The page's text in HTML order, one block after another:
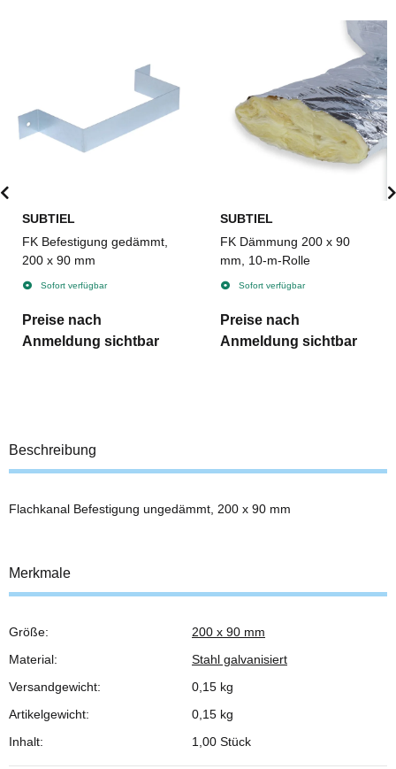
SUBTIEL
FK Befestigung gedämmt,
200 x 90 mm
Sofort verfügbar
Preise nach
Anmeldung sichtbar
SUBTIEL
FK Dämmung 200 x 90
mm, 10-m-Rolle
Sofort verfügbar
Preise nach
Anmeldung sichtbar
Beschreibung
Flachkanal Befestigung ungedämmt, 200 x 90 mm
Merkmale
Produkteigenschaft
Wert
Größe:
200 x 90 mm
Material:
Stahl galvanisiert
Versandgewicht:
0,15 kg
Artikelgewicht:
0,15 kg
Inhalt:
1,00 Stück